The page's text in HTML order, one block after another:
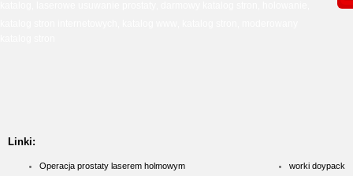
Linki:
Operacja prostaty laserem holmowym
worki doypack